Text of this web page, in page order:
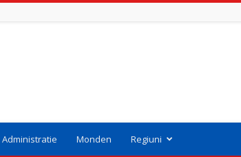
Administratie Monden Regiuni